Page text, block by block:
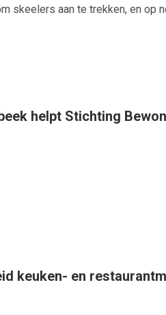
skeelers aan te trekken, en op
helpt Stichting
keuken- en